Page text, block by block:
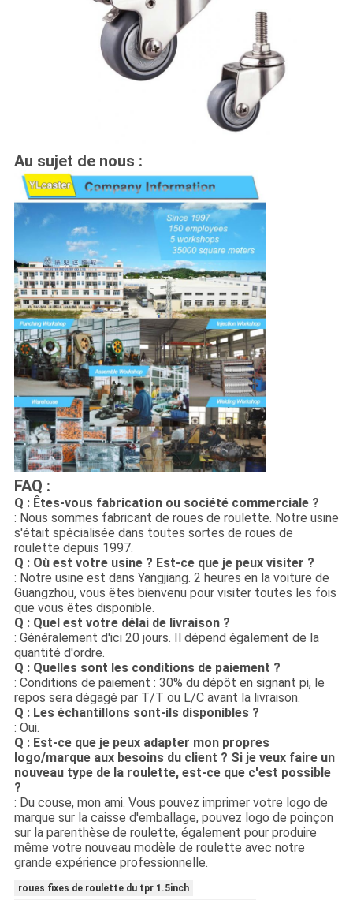
Au sujet de nous :
FAQ :
Q : Êtes-vous fabrication ou société commerciale ?
: Nous sommes fabricant de roues de roulette. Notre usine
s'était spécialisée dans toutes sortes de roues de
roulette depuis 1997.
Q : Où est votre usine ? Est-ce que je peux visiter ?
: Notre usine est dans Yangjiang. 2 heures en la voiture de
Guangzhou, vous êtes bienvenu pour visiter toutes les fois
que vous êtes disponible.
Q : Quel est votre délai de livraison ?
: Généralement d'ici 20 jours. Il dépend également de la
quantité d'ordre.
Q : Quelles sont les conditions de paiement ?
: Conditions de paiement : 30% du dépôt en signant pi, le
repos sera dégagé par T/T ou L/C avant la livraison.
Q : Les échantillons sont-ils disponibles ?
: Oui.
Q : Est-ce que je peux adapter mon propres
logo/marque aux besoins du client ? Si je veux faire un
nouveau type de la roulette, est-ce que c'est possible
?
: Du couse, mon ami. Vous pouvez imprimer votre logo de
marque sur la caisse d'emballage, pouvez logo de poinçon
sur la parenthèse de roulette, également pour produire
même votre nouveau modèle de roulette avec notre
grande expérience professionnelle.
roues fixes de roulette du tpr 1.5inch